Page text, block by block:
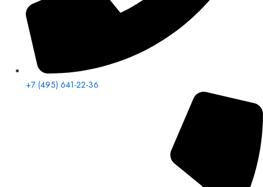
+7 (495) 641-22-36